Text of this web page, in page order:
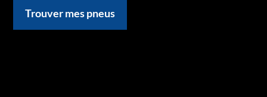
Trouver mes pneus